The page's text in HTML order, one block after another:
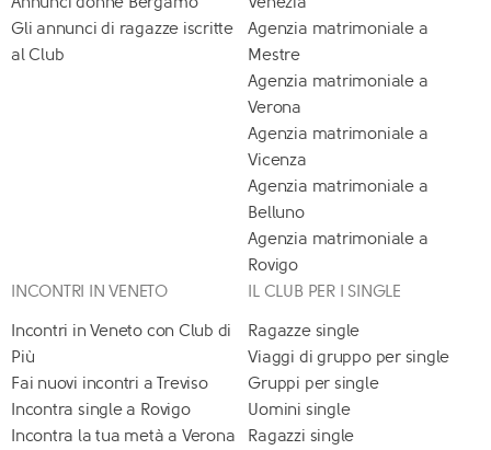
Gli annunci di ragazze iscritte
al Club
Agenzia matrimoniale a
Mestre
Agenzia matrimoniale a
Verona
Agenzia matrimoniale a
Vicenza
Agenzia matrimoniale a
Belluno
Agenzia matrimoniale a
Rovigo
INCONTRI IN VENETO
Incontri in Veneto con Club di
Più
Fai nuovi incontri a Treviso
Incontra single a Rovigo
Incontra la tua metà a Verona
IL CLUB PER I SINGLE
Ragazze single
Viaggi di gruppo per single
Gruppi per single
Uomini single
Ragazzi single